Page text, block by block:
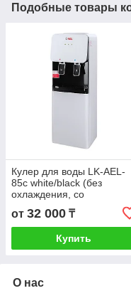
Подобные товары
Кулер для воды LK-AEL-
85c white/black (без
охлаждения, со
от 32 000 ₸
Купить
О нас